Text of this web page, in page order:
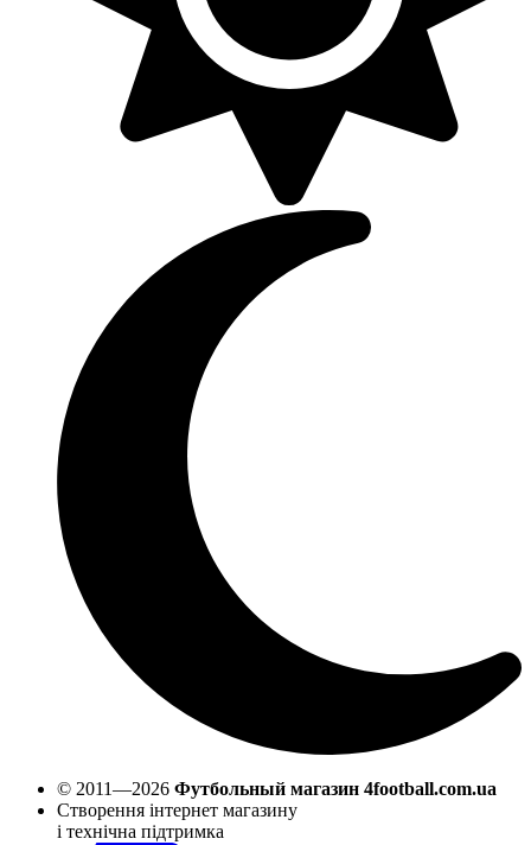
© 2011—2026 Футбольный магазин 4football.com.ua
Створення інтернет магазину
і технічна підтримка